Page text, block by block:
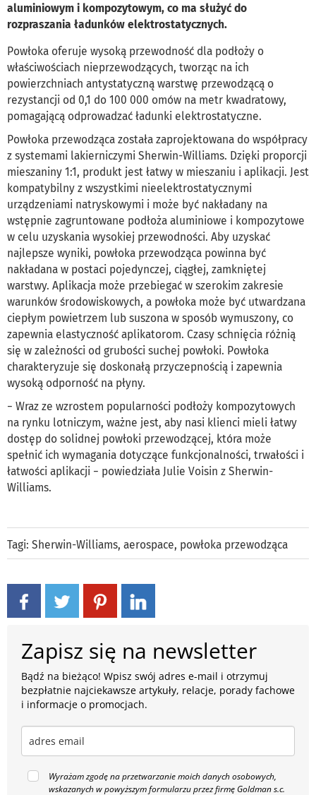
aluminiowym i kompozytowym, co ma służyć do
rozpraszania ładunków elektrostatycznych.
Powłoka oferuje wysoką przewodność dla podłoży o
właściwościach nieprzewodzących, tworząc na ich
powierzchniach antystatyczną warstwę przewodzącą o
rezystancji od 0,1 do 100 000 omów na metr kwadratowy,
pomagającą odprowadzać ładunki elektrostatyczne.
Powłoka przewodząca została zaprojektowana do współpracy
z systemami lakierniczymi Sherwin-Williams. Dzięki proporcji
mieszaniny 1:1, produkt jest łatwy w mieszaniu i aplikacji. Jest
kompatybilny z wszystkimi nieelektrostatycznymi
urządzeniami natryskowymi i może być nakładany na
wstępnie zagruntowane podłoża aluminiowe i kompozytowe
w celu uzyskania wysokiej przewodności. Aby uzyskać
najlepsze wyniki, powłoka przewodząca powinna być
nakładana w postaci pojedynczej, ciągłej, zamkniętej
warstwy. Aplikacja może przebiegać w szerokim zakresie
warunków środowiskowych, a powłoka może być utwardzana
ciepłym powietrzem lub suszona w sposób wymuszony, co
zapewnia elastyczność aplikatorom. Czasy schnięcia różnią
się w zależności od grubości suchej powłoki. Powłoka
charakteryzuje się doskonałą przyczepnością i zapewnia
wysoką odporność na płyny.
− Wraz ze wzrostem popularności podłoży kompozytowych
na rynku lotniczym, ważne jest, aby nasi klienci mieli łatwy
dostęp do solidnej powłoki przewodzącej, która może
spełnić ich wymagania dotyczące funkcjonalności, trwałości i
łatwości aplikacji − powiedziała Julie Voisin z Sherwin-
Williams.
Tagi: Sherwin-Williams, aerospace, powłoka przewodząca
Zapisz się na newsletter
Bądź na bieżąco! Wpisz swój adres e-mail i otrzymuj
bezpłatnie najciekawsze artykuły, relacje, porady fachowe
i informacje o promocjach.
Wyrażam zgodę na przetwarzanie moich danych osobowych,
wskazanych w powyższym formularzu przez firmę Goldman s.c.